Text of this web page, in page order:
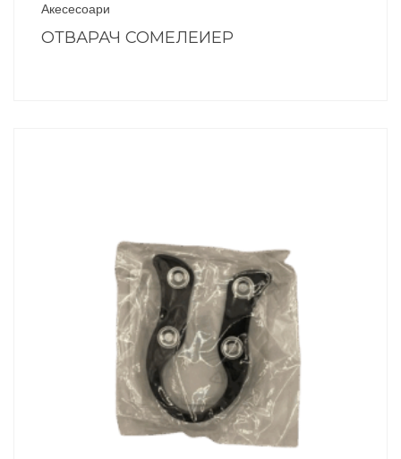
Акесесоари
ОТВАРАЧ СОМЕЛЕИЕР